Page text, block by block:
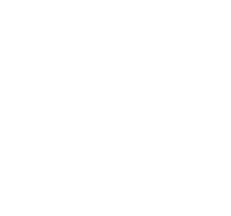
de vanille
le sirop à saveur de
pancakes, crêpes et
petit-déjeuner gourmand…
maison!